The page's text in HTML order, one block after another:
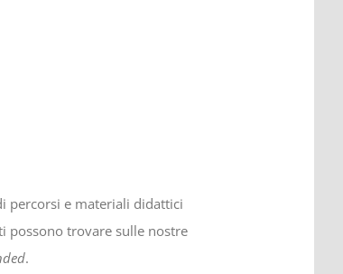
percorsi e materiali didattici
possono trovare sulle nostre
.